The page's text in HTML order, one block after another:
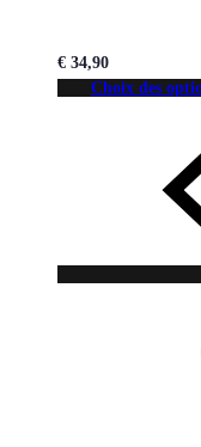
€ 34,90
Choix des